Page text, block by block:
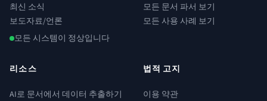
최신 소식
보도자료/언론
모든 시스템이 정상입니다
모든 문서 파서 보기
모든 사용 사례 보기
리소스
AI로 문서에서 데이터 추출하기
법적 고지
이용 약관